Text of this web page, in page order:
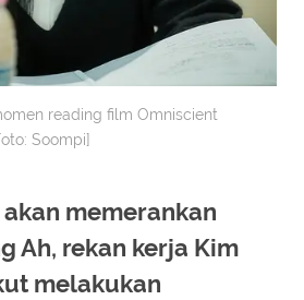
reading film Omniscient
Soompi]
akan memerankan
Ah, rekan kerja Kim
melakukan